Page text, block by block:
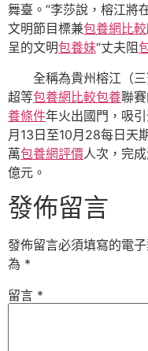
舞臺。”李莎說，榕江將
文明節目標兼包養網比較
呈的文明包養妹“丈夫阻
全稱為貴州榕江（
超等包養網比較包養聯賽
養條件年火出國門，吸
月13日至10月28每日天
萬包養網評價人次，完
億元。
發佈留言
發佈留言必須填寫的電
為 *
留言 *